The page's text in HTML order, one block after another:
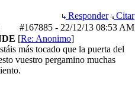
Responder
Citar
#167885 - 22/12/13 08:53 AM
[Re: Anonimo]
más tocado que la puerta del
vuestro pergamino muchas